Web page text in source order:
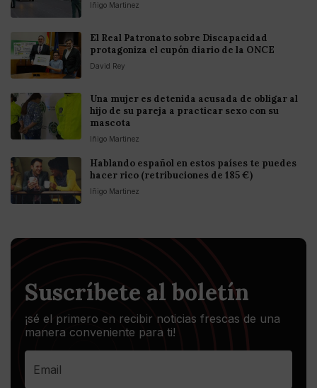
Iñigo Martinez
El Real Patronato sobre Discapacidad
protagoniza el cupón diario de la ONCE
David Rey
Una mujer es detenida acusada de obligar al
hijo de su pareja a practicar sexo con su
mascota
Iñigo Martinez
Hablando español en estos países te puedes
hacer rico (retribuciones de 185 €)
Iñigo Martinez
Suscríbete al boletín
¡sé el primero en recibir noticias frescas de una
manera conveniente para ti!